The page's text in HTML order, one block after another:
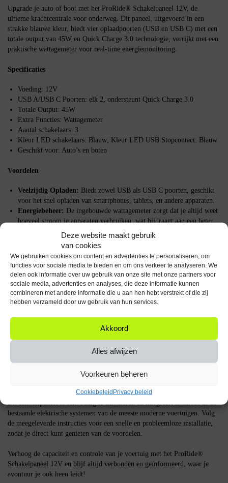
Deze website maakt gebruik
van cookies
We gebruiken cookies om content en advertenties te personaliseren, om
functies voor sociale media te bieden en om ons verkeer te analyseren. We
delen ook informatie over uw gebruik van onze site met onze partners voor
sociale media, advertenties en analyses, die deze informatie kunnen
combineren met andere informatie die u aan hen hebt verstrekt of die zij
hebben verzameld door uw gebruik van hun services.
Akkoord
Alles afwijzen
Voorkeuren beheren
CookiebeleidPrivacy beleid
Upgrade je auto of boot met het ProRide® Schakelpaneel 12V, de
ultieme krachtcentrale voor onderweg. Dit paneel, uitgevoerd in een
strakke blauwe kleur, biedt vier oplaadpoorten (USB en USB C) met een
totale output van 45W en Quick Charge 3.0 technologie, verrijkt met een
praktische wattagemeter voor real-time energiemonitoring.
Specificaties
Voeding: 12V
USB A/USB C Poorten: elk 2, ondersteunt Quick Charge 3.0
Totale Output: 45W
Extra Functies: Wattagemeter
Aantal schakelaars: 3
Kleur LED schakelaars: Blauw; Kleur LED USB Stopcontact: Blauw
Geschikt voor: Auto’s en boten
Voordelen
Veelzijdig Opladen: Biedt zowel USB als USB C poorten, geschikt
voor het snel opladen van smartphones, tablets, en andere apparaten.
Energiebeheer: De ingebouwde wattagemeter zorgt dat je altijd weet
hoeveel stroom je apparaten verbruiken, wat bijdraagt aan een beter
Geavanceerde Technologie:
Quick Charge 3.0 zorgt voor efficiënt
standaard opladers.
Bedieningsgemak:drie gemakkelijk toegankelijke schakelaars bieden
volledige controle over alle aangesloten apparaten en systemen.
Waarom dit schakelpaneel?
Het ProRide® Schakelpaneel is ideaal voor iedereen die behoefte heeft
aan een krachtige, efficiënte en informatieve oplaadoplossing in hun
voertuig. Of je nu op het water of op de weg bent, dit paneel biedt de
technologie en de tools die nodig zijn om je apparaten georganiseerd en
optimaal te gebruiken.
Dit schakelpaneel is eenvoudig te installeren en integreert naadloos in de
bestaande elektrische systemen van de meeste moderne voertuigen. Volg
de meegeleverde instructies voor een snelle en probleemloze installatie,
zodat je direct kunt genieten van de voordelen.
Verhoog de capaciteit en controle van je voertuig met het ProRide®
Schakelpaneel 12V en blijf altijd verbonden en geïnformeerd, waar je
avontuur je ook heen leidt!